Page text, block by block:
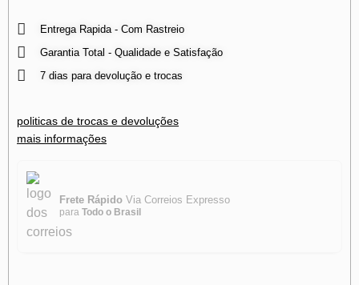
Entrega Rapida - Com Rastreio
Garantia Total - Qualidade e Satisfação
7 dias para devolução e trocas
politicas de trocas e devoluções
mais informações
Frete Rápido Via Correios Expresso
para Todo o Brasil